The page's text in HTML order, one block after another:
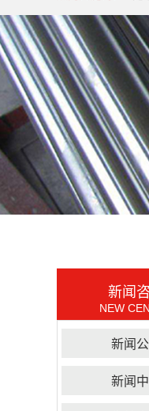
新闻
NEW
新闻
新闻